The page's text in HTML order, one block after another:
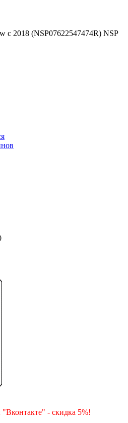
c 2018 (NSP07622547474R) NSP
- скидка 5%!